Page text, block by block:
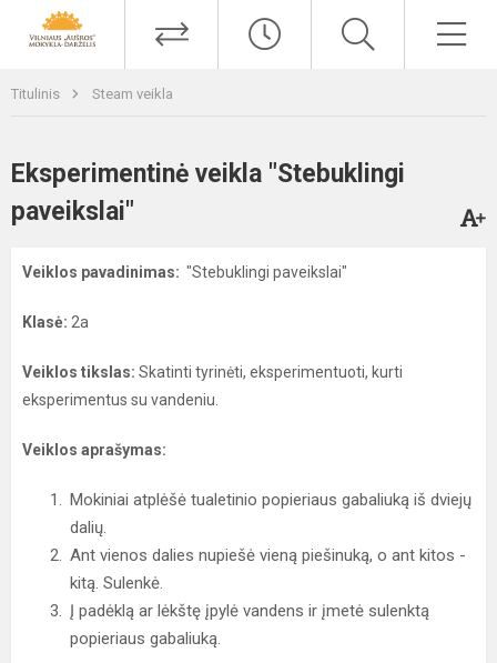
Titulinis Steam veikla
Eksperimentinė veikla "Stebuklingi
paveikslai"
Veiklos pavadinimas: "Stebuklingi paveikslai"
Klasė: 2a
Veiklos tikslas: Skatinti tyrinėti, eksperimentuoti, kurti
eksperimentus su vandeniu.
Veiklos aprašymas:
Mokiniai atplėšė tualetinio popieriaus gabaliuką iš dviejų
dalių.
Ant vienos dalies nupiešė vieną piešinuką, o ant kitos -
kitą. Sulenkė.
Į padėklą ar lėkštę įpylė vandens ir įmetė sulenktą
popieriaus gabaliuką.